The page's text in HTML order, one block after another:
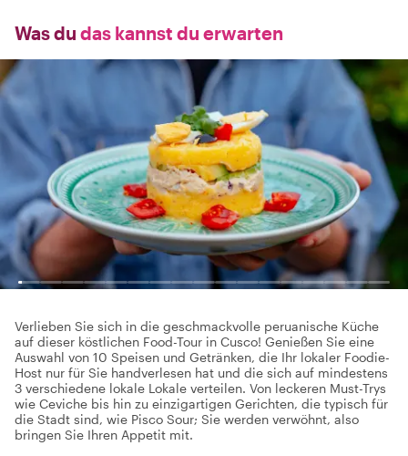
Was du das kannst du erwarten
Verlieben Sie sich in die geschmackvolle peruanische Küche
auf dieser köstlichen Food-Tour in Cusco! Genießen Sie eine
Auswahl von 10 Speisen und Getränken, die Ihr lokaler Foodie-
Host nur für Sie handverlesen hat und die sich auf mindestens
3 verschiedene lokale Lokale verteilen. Von leckeren Must-Trys
wie Ceviche bis hin zu einzigartigen Gerichten, die typisch für
die Stadt sind, wie Pisco Sour; Sie werden verwöhnt, also
bringen Sie Ihren Appetit mit.